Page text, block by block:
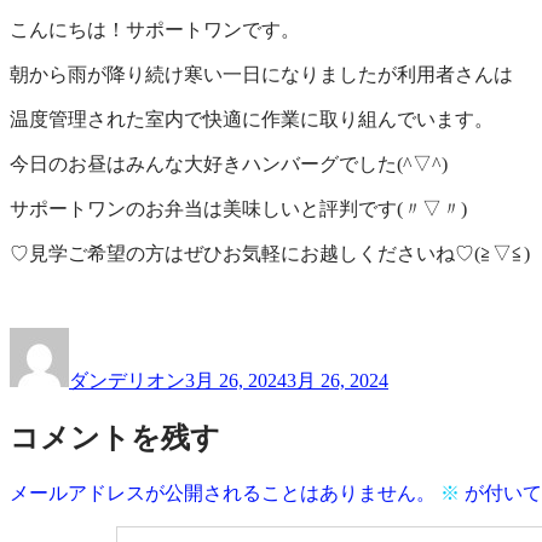
サ
ー
ワ
覧
こんにちは！サポートワンです。
朝から雨が降り続け寒い一日になりましたが利用者さんは
温度管理された室内で快適に作業に取り組んでいます。
今日のお昼はみんな大好きハンバーグでした(^▽^)
サポートワンのお弁当は美味しいと評判です(〃▽〃)
♡見学ご希望の方はぜひお気軽にお越しくださいね♡(≧▽≦)
者
ダンデリオン日:
3月 26, 20243月 26, 2024
コメントを残す
メールアドレスが公開されることはありません。 ※ が付い